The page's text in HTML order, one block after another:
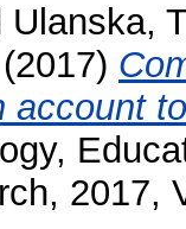
Ulanska,
2017,